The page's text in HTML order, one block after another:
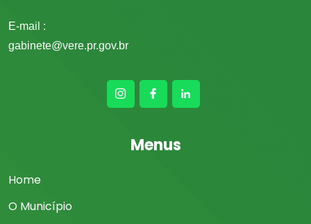
E-mail :
gabinete@vere.pr.gov.br
Menus
Home
O Município